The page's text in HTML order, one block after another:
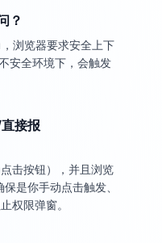
？
浏览器要求安全上下
安全环境下，会触发
接报
击按钮），并且浏览
是你手动点击触发、
权限弹窗。